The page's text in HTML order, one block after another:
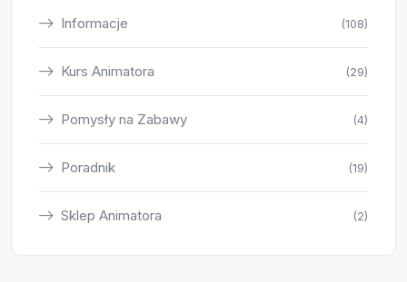
Informacje (108)
Kurs Animatora (29)
Pomysły na Zabawy (4)
Poradnik (19)
Sklep Animatora (2)